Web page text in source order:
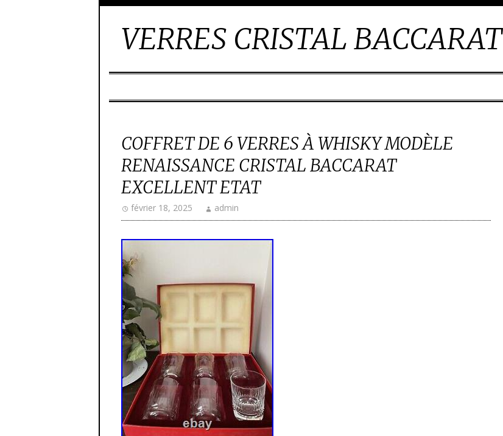
VERRES CRISTAL BACCARAT
COFFRET DE 6 VERRES À WHISKY MODÈLE
RENAISSANCE CRISTAL BACCARAT
EXCELLENT ETAT
février 18, 2025 admin